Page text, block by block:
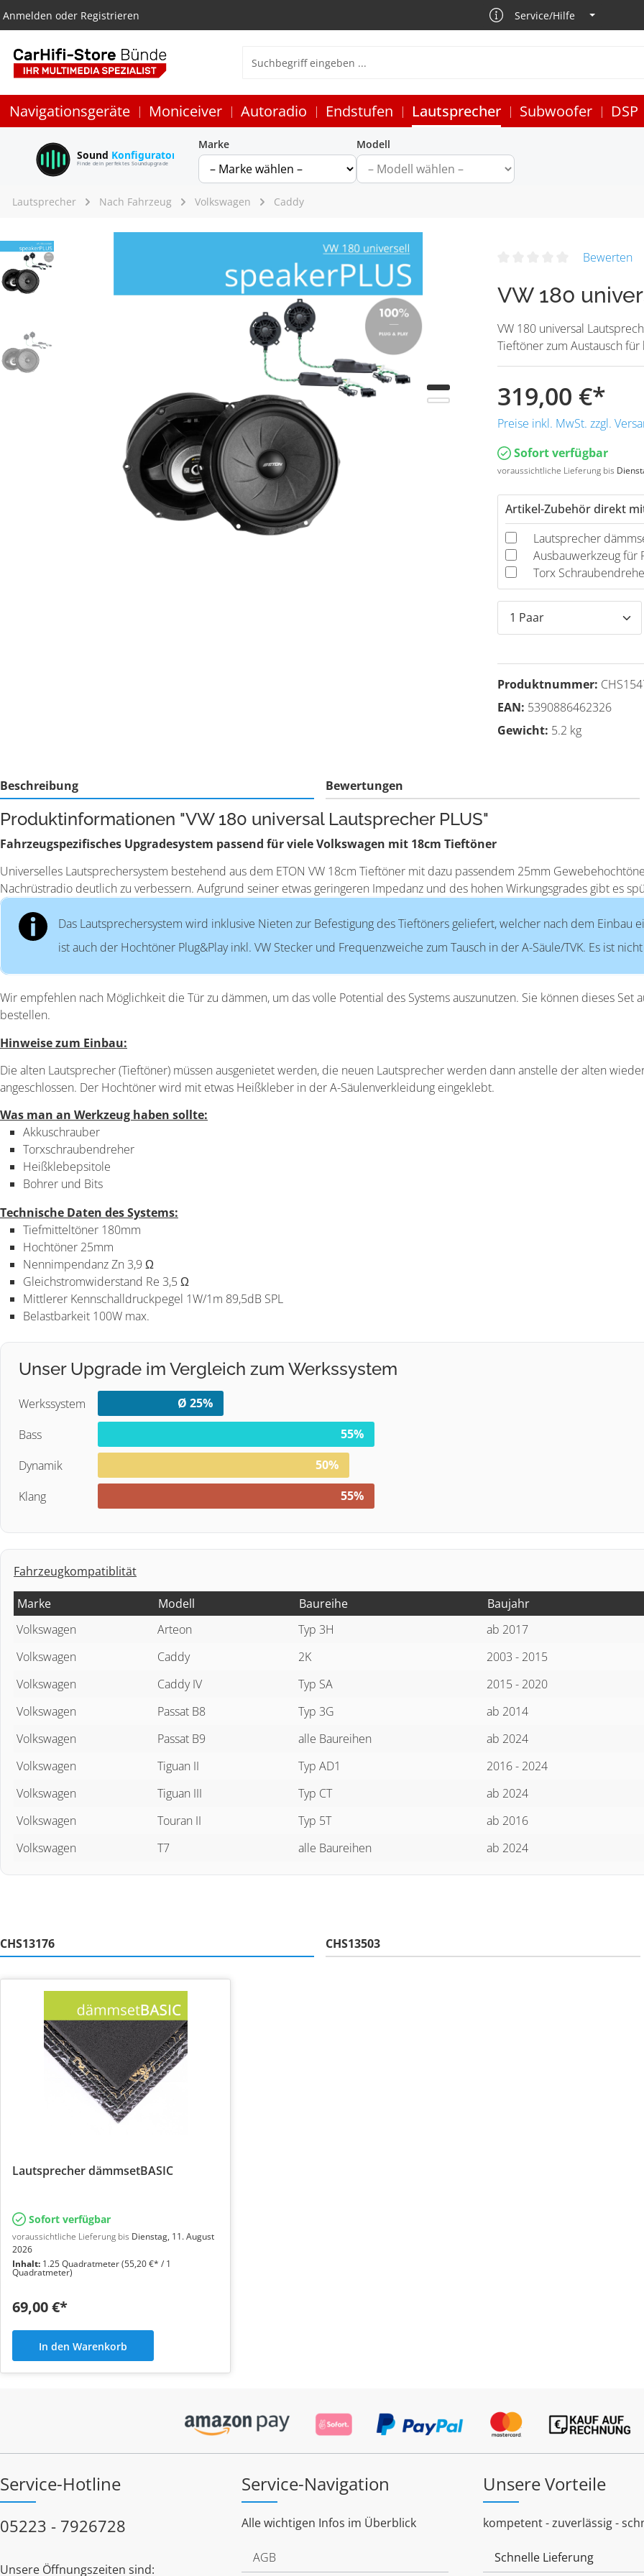
Anmelden oder Registrieren Service/Hilfe
Navigationsgeräte Moniceiver Autoradio Endstufen Lautsprecher Subwoofer DSP
Sound Konfigurator
Finde dein perfektes Soundupgrade
Marke Modell
Lautsprecher Nach Fahrzeug Volkswagen Caddy
Bewerten
VW 180
VW 180 universal
Tieftöner zum Austausch für
319,00 €*
Preise inkl. MwSt. zzgl.
Sofort verfügbar
voraussichtliche Lieferung bis
Artikel-Zubehör direkt
Lautsprecher
Ausbauwerkzeug für
Torx
Produktnummer:
EAN: 5390886462326
Gewicht: 5.2 kg
Beschreibung Bewertungen
Produktinformationen "VW 180 universal Lautsprecher PLUS"
Fahrzeugspezifisches Upgradesystem passend für viele Volkswagen mit 18cm Tieftöner
Universelles Lautsprechersystem bestehend aus dem ETON VW 18cm Tieftöner mit dazu passendem 25mm
Nachrüstradio deutlich zu verbessern. Aufgrund seiner etwas geringeren Impedanz und des hohen Wirkungsgrades gibt es
Das Lautsprechersystem wird inklusive Nieten zur Befestigung des Tieftöners geliefert, welcher nach dem Einbau
ist auch der Hochtöner Plug&Play inkl. VW Stecker und Frequenzweiche zum Tausch in der A-Säule/TVK. Es ist
Wir empfehlen nach Möglichkeit die Tür zu dämmen, um das volle Potential des Systems auszunutzen. Sie können dieses
bestellen.
Hinweise zum Einbau:
Die alten Lautsprecher (Tieftöner) müssen ausgenietet werden, die neuen Lautsprecher werden dann anstelle der alten
angeschlossen. Der Hochtöner wird mit etwas Heißkleber in der A-Säulenverkleidung eingeklebt.
Was man an Werkzeug haben sollte:
Akkuschrauber
Torxschraubendreher
Heißklebepsitole
Bohrer und Bits
Technische Daten des Systems:
Tiefmitteltöner 180mm
Hochtöner 25mm
Nennimpendanz Zn 3,9 Ω
Gleichstromwiderstand Re 3,5 Ω
Mittlerer Kennschalldruckpegel 1W/1m 89,5dB SPL
Belastbarkeit 100W max.
Unser Upgrade im Vergleich zum Werkssystem
Werkssystem
Bass
Dynamik
Klang
Fahrzeugkompatiblität
Marke Modell Baureihe Baujahr
Volkswagen
Arteon Typ 3H ab 2017
Volkswagen
Caddy 2K 2003 - 2015
Volkswagen
Caddy IV Typ SA 2015 - 2020
Volkswagen
Passat B8 Typ 3G ab 2014
Volkswagen
Passat B9 alle Baureihen ab 2024
Volkswagen
Tiguan II Typ AD1 2016 - 2024
Volkswagen
Tiguan III Typ CT ab 2024
Volkswagen
Touran II Typ 5T ab 2016
Volkswagen
T7 alle Baureihen ab 2024
CHS13176 CHS13503
Lautsprecher dämmsetBASIC
Sofort verfügbar
voraussichtliche Lieferung bis Dienstag, 11. August
2026
Inhalt: 1.25 Quadratmeter(55,20 €* / 1
Quadratmeter)
69,00 €*
In den Warenkorb
Service-Hotline
05223 - 7926728
Unsere Öffnungszeiten sind:
Service-Navigation
Alle wichtigen Infos im Überblick
AGB
Unsere Vorteile
kompetent - zuverlässig -
Schnelle Lieferung